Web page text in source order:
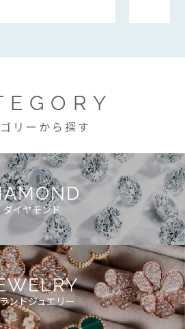
リーから探す
ダイヤモンド
ンドジュエリー